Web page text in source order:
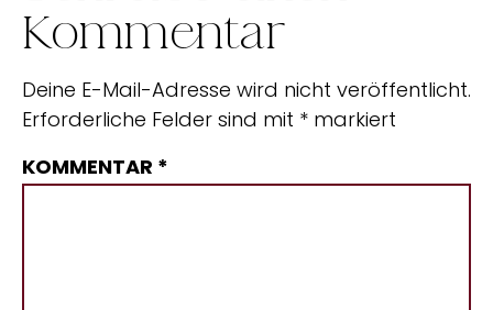
Kommentar
Deine E-Mail-Adresse wird nicht veröffentlicht.
Erforderliche Felder sind mit * markiert
KOMMENTAR *